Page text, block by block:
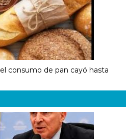
consumo de pan cayó hasta